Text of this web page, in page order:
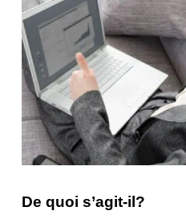
De quoi s’agit-il?